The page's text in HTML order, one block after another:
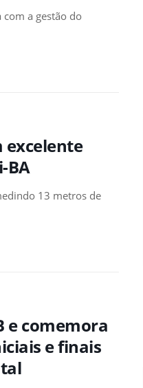
a gestão do
excelente
BA
13 metros de
e comemora
e finais